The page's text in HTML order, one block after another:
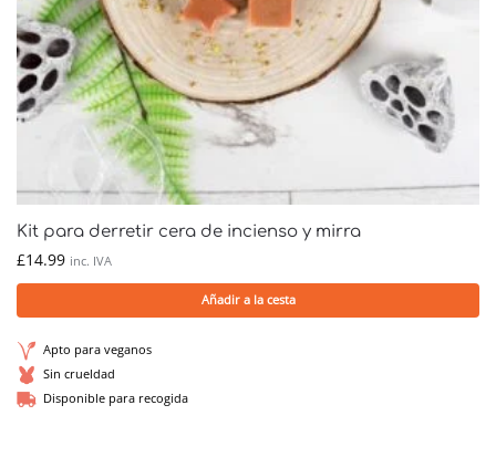
Kit para derretir cera de incienso y mirra
£14.99 inc. IVA
Añadir a la cesta
Apto para veganos
Sin crueldad
Disponible para recogida